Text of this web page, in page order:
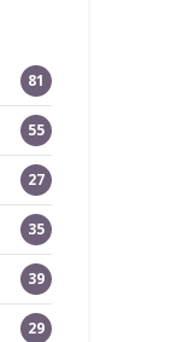
81
55
27
35
39
29